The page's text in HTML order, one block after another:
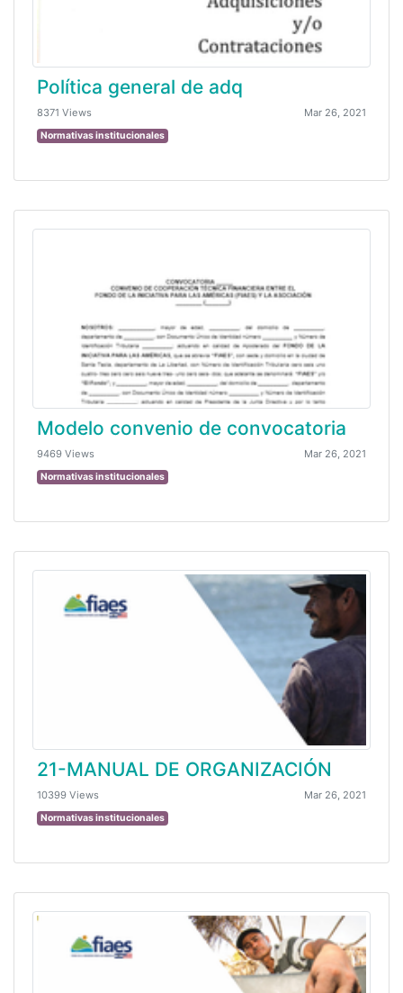
Política general de adq
8371 Views Mar 26, 2021
Normativas institucionales
Modelo convenio de convocatoria
9469 Views Mar 26, 2021
Normativas institucionales
21-MANUAL DE ORGANIZACIÓN
10399 Views Mar 26, 2021
Normativas institucionales